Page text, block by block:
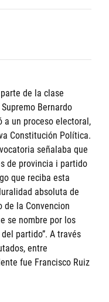
de la clase
Bernardo
a un proceso electoral,
Constitución Política.
señalaba que
de provincia i partido
que reciba esta
absoluta de
de la Convencion
se nombre por los
partido”. A través
entre
fue Francisco Ruiz